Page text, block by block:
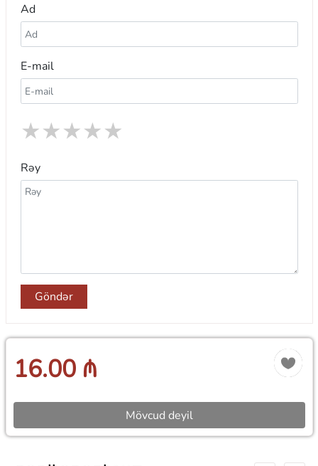
Ad
E-mail
★
★
★
★
★
Rəy
Göndər
16.00 ₼
Mövcud deyil